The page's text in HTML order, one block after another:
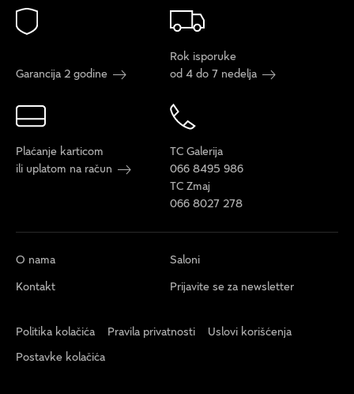
Garancija 2 godine
Rok isporuke
od 4 do 7 nedelja
Plaćanje karticom
ili uplatom na račun
TC Galerija
066 8495 986
TC Zmaj
066 8027 278
O nama
Saloni
Kontakt
Prijavite se za newsletter
Politika kolačića Pravila privatnosti
Uslovi korišćenja
Postavke kolačića